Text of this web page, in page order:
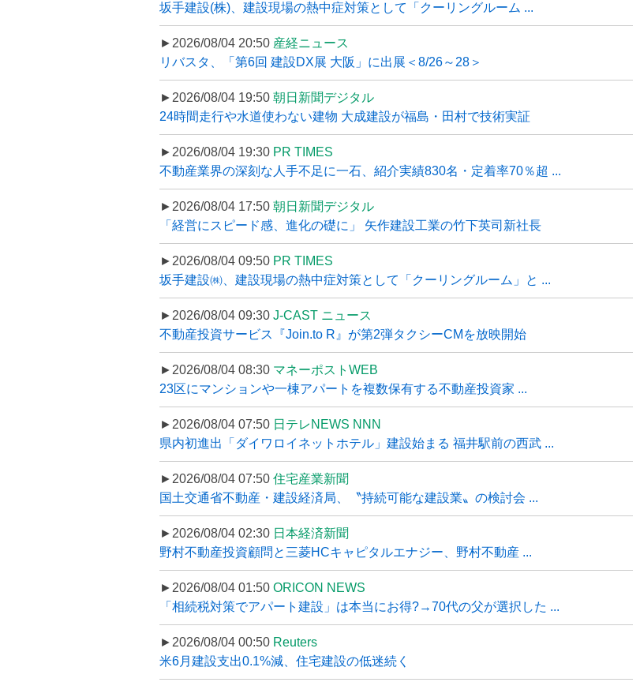
坂手建設(株)、建設現場の熱中症対策として「クーリングルーム ...
►2026/08/04 20:50 産経ニュース
リバスタ、「第6回 建設DX展 大阪」に出展＜8/26～28＞
►2026/08/04 19:50 朝日新聞デジタル
24時間走行や水道使わない建物 大成建設が福島・田村で技術実証
►2026/08/04 19:30 PR TIMES
不動産業界の深刻な人手不足に一石、紹介実績830名・定着率70％超 ...
►2026/08/04 17:50 朝日新聞デジタル
「経営にスピード感、進化の礎に」 矢作建設工業の竹下英司新社長
►2026/08/04 09:50 PR TIMES
坂手建設㈱、建設現場の熱中症対策として「クーリングルーム」と ...
►2026/08/04 09:30 J-CAST ニュース
不動産投資サービス『Join.to R』が第2弾タクシーCMを放映開始
►2026/08/04 08:30 マネーポストWEB
23区にマンションや一棟アパートを複数保有する不動産投資家 ...
►2026/08/04 07:50 日テレNEWS NNN
県内初進出「ダイワロイネットホテル」建設始まる 福井駅前の西武 ...
►2026/08/04 07:50 住宅産業新聞
国土交通省不動産・建設経済局、〝持続可能な建設業〟の検討会 ...
►2026/08/04 02:30 日本経済新聞
野村不動産投資顧問と三菱HCキャピタルエナジー、野村不動産 ...
►2026/08/04 01:50 ORICON NEWS
「相続税対策でアパート建設」は本当にお得?→70代の父が選択した ...
►2026/08/04 00:50 Reuters
米6月建設支出0.1%減、住宅建設の低迷続く